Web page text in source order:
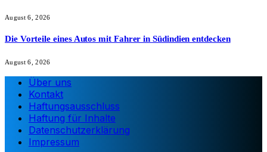
August 6, 2026
Die Vorteile eines Autos mit Fahrer in Südindien entdecken
August 6, 2026
Über uns
Kontakt
Haftungsausschluss
Haftung für Inhalte
Datenschutzerklärung
Impressum